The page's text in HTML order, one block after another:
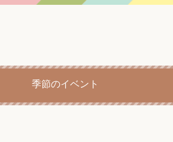
季節のイベント